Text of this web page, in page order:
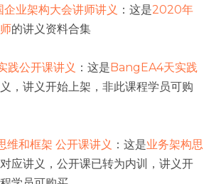
企业架构大会讲师讲义 ：这是2020年
的讲义资料合集
践公开课讲义 ：这是BangEA4天实践
，讲义开始上架，非此课程学员可购
维和框架 公开课讲义 ：这是业务架构思
应讲义，公开课已转为内训，讲义开